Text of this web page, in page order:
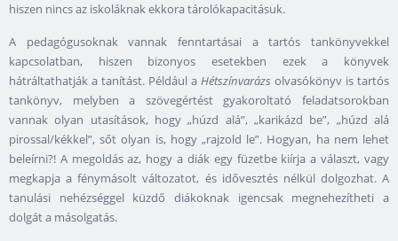
hiszen nincs az iskoláknak ekkora tárolókapacitásuk.
A pedagógusoknak vannak fenntartásai a tartós tankönyvekkel
kapcsolatban, hiszen bizonyos esetekben ezek a könyvek
hátráltathatják a tanítást. Például a Hétszínvarázs olvasókönyv is tartós
tankönyv, melyben a szövegértést gyakoroltató feladatsorokban
vannak olyan utasítások, hogy „húzd alá”, „karikázd be”, „húzd alá
pirossal/kékkel”, sőt olyan is, hogy „rajzold le”. Hogyan, ha nem lehet
beleírni?! A megoldás az, hogy a diák egy füzetbe kiírja a választ, vagy
megkapja a fénymásolt változatot, és idővesztés nélkül dolgozhat. A
tanulási nehézséggel küzdő diákoknak igencsak megnehezítheti a
dolgát a másolgatás.